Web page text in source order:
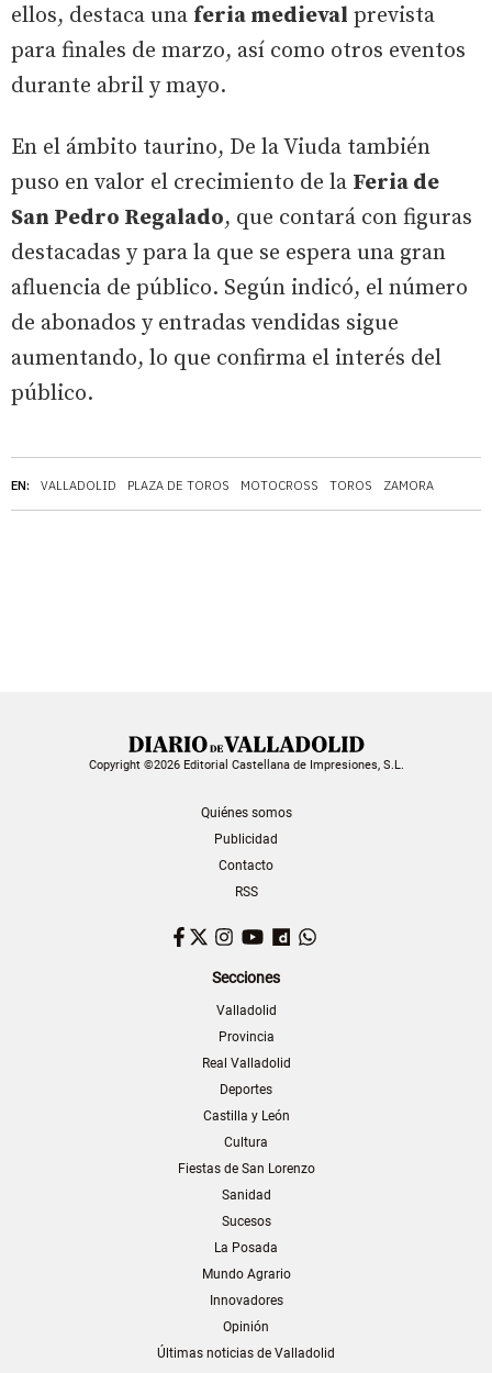
EN: VALLADOLID PLAZA DE TOROS MOTOCROSS TOROS ZAMORA
ellos, destaca una feria medieval prevista
para finales de marzo, así como otros eventos
durante abril y mayo.
En el ámbito taurino, De la Viuda también
puso en valor el crecimiento de la Feria de
San Pedro Regalado, que contará con figuras
destacadas y para la que se espera una gran
afluencia de público. Según indicó, el número
de abonados y entradas vendidas sigue
aumentando, lo que confirma el interés del
público.
Copyright ©2026 Editorial Castellana de Impresiones, S.L.
Quiénes somos
Publicidad
Contacto
RSS
Facebook
TwitterInstagram
YouTubeDailymotion
Secciones
Valladolid
Provincia
Real Valladolid
Deportes
Castilla y León
Cultura
Fiestas de San Lorenzo
Sanidad
Sucesos
La Posada
Mundo Agrario
Innovadores
Opinión
Últimas noticias de Valladolid